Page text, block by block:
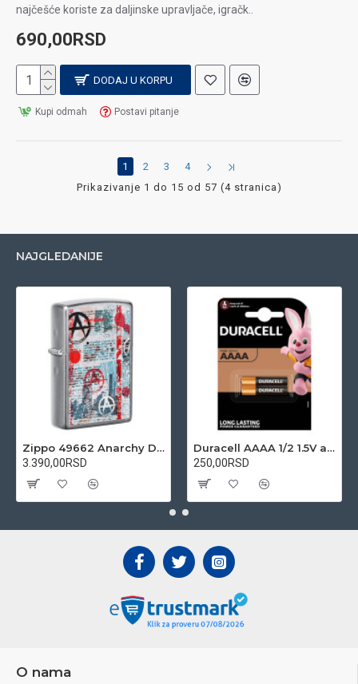
najčešće koriste za daljinske upravljače, igračk..
690,00RSD
DODAJ U KORPU
Kupi odmah Postavi pitanje
1 2 3
4
Prikazivanje 1 do 15 od 57 (4 stranica)
NAJGLEDANIJE
Zippo 49662 Anarchy Design upaljač
3.390,00RSD
Duracell AAAA 1/2 1.5V alkalna baterija
250,00RSD
O nama